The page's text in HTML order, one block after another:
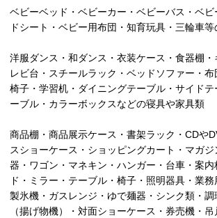
ベビーベッド・ベビーカー・ベビーバス・ベ
ドシート・ベビー用布団・知育玩具・三輪車
洋服ダンス・和ダンス・衣装ケース・食器棚
レビ台・スチールラック・ベッドソファー・
椅子・学習机・ダイニングテーブル・サイド
ーブル・カラーボックスなどの寝具や家具類
商品棚・商品展示ケース・書架ラック・CDや
スショーケース・ショッピングカート・マガ
器・ワゴン・マネキン・ハンガー・台車・案
ド・ミラー・テーブル・椅子・照明器具・業務
製氷機・ガスレンジ・ゆで麺器・シンク類・
（揚げ物機）・対面ショーケース・券売機・